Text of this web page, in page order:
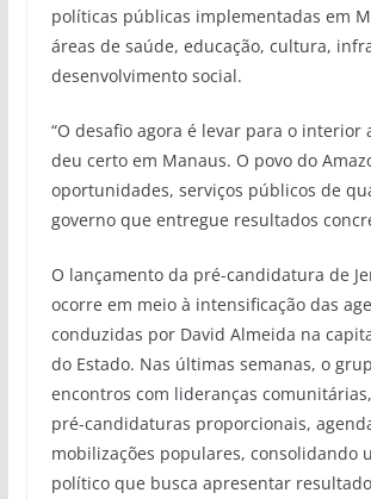
políticas públicas implementadas em
áreas de saúde, educação, cultura,
desenvolvimento social.
“O desafio agora é levar para o interior
deu certo em Manaus. O povo do
oportunidades, serviços públicos de
governo que entregue resultados
O lançamento da pré-candidatura de
ocorre em meio à intensificação das
conduzidas por David Almeida na
do Estado. Nas últimas semanas, o
encontros com lideranças
pré-candidaturas proporcionais,
mobilizações populares, consolidando
político que busca apresentar